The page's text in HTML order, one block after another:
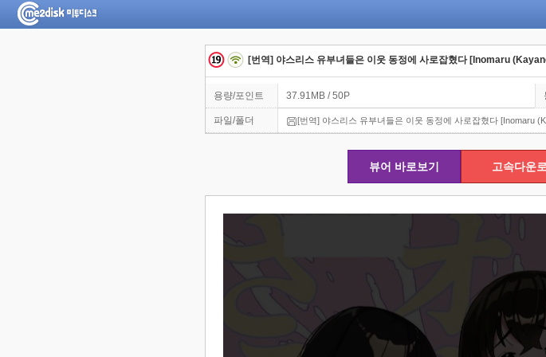
[번역] 야스리스 유부녀들은 이웃 동정에 사로잡혔다 [Inomaru
용량/포인트 37.91MB / 50P
파일/폴더 [번역] 야스리스 유부녀들은 이웃 동정에 사로잡혔다 [Inomaru
뷰어 바로보기 고속다운